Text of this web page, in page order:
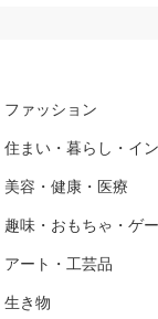
ファッション
住まい・暮らし・イ
美容・健康・医療
趣味・おもちゃ・ゲ
アート・工芸品
生き物